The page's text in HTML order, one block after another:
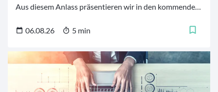
Aus diesem Anlass präsentieren wir in den kommenden
bedeutenden Momenten aus der Geschichte des Fonds.
Jahrzehnte, die von Finanzkrisen, geopolitischen
Umbrüchen und tiefgreifenden Veränderungen an den
Kapitalmärkten geprägt waren.
06.08.26 5 min